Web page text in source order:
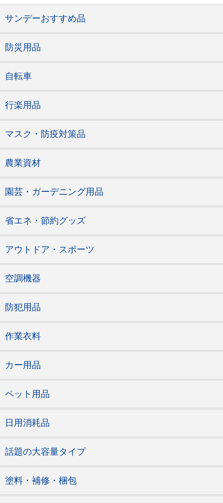
サンデーおすすめ品
防災用品
自転車
行楽用品
マスク・防疫対策品
農業資材
園芸・ガーデニング用品
省エネ・節約グッズ
アウトドア・スポーツ
空調機器
防犯用品
作業衣料
カー用品
ペット用品
日用消耗品
話題の大容量タイプ
塗料・補修・梱包